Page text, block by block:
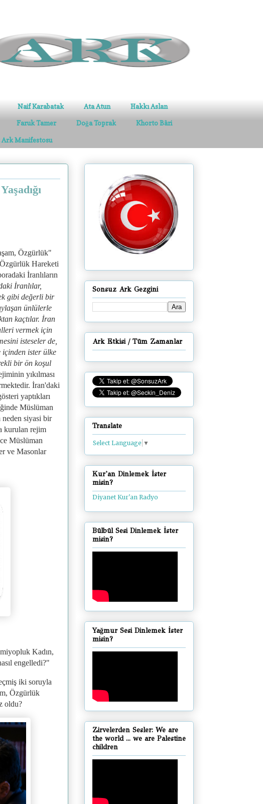
Naif Karabatak Ata Atun Hakkı Aslan
Faruk Tamer Doğa Toprak Khorto Bâri
Ark Manifestosu
Özgürlük"
Hareketi
İranlıların
İranlılar,
gibi değerli bir
ünlülerle
kaçtılar. İran
vermek için
isteseler de,
içinden ister ülke
bir ön koşul
yıkılması
İran'daki
yaptıkları
Müslüman
neden siyasi bir
kurulan rejim
Müslüman
ve Masonlar
Kadın,
engelledi?"
iki soruyla
Özgürlük
oldu?
Sonsuz Ark Gezgini
Ark Etkisi / Tüm Zamanlar
Translate
Select Language ▼
Kur'an Dinlemek İster
misin?
Diyanet Kur'an Radyo
Bülbül Sesi Dinlemek İster
misin?
Yağmur Sesi Dinlemek İster
misin?
Zirvelerden Sesler: We are
the world ... we are Palestine
children